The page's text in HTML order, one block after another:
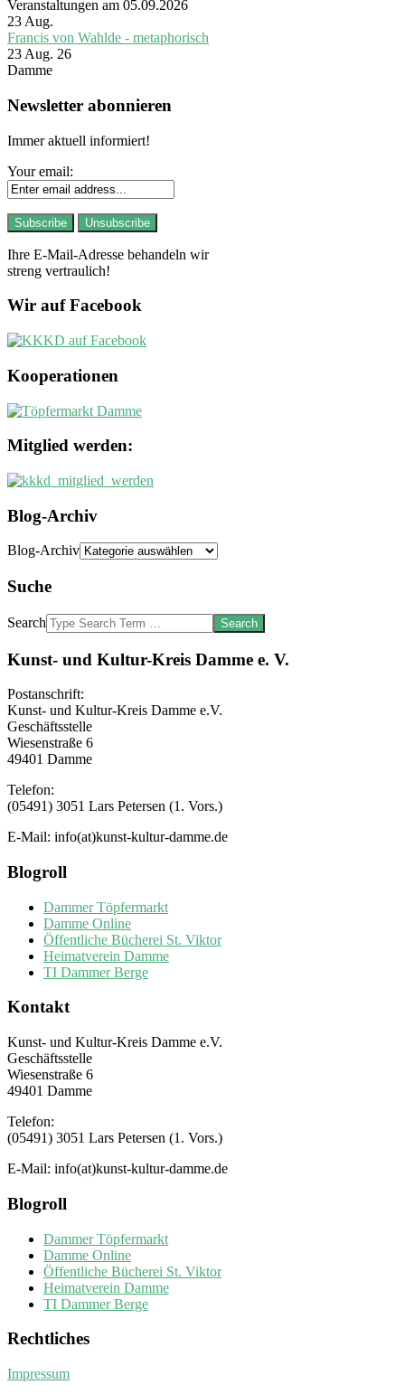
Veranstaltungen am 05.09.2026
23 Aug.
Francis von Wahlde - metaphorisch
23 Aug. 26
Damme
Newsletter abonnieren
Immer aktuell informiert!
Your email:
Ihre E-Mail-Adresse behandeln wir
streng vertraulich!
Wir auf Facebook
Kooperationen
Mitglied werden:
Blog-Archiv
Blog-Archiv
Suche
Search
Kunst- und Kultur-Kreis Damme e. V.
Postanschrift:
Kunst- und Kultur-Kreis Damme e.V.
Geschäftsstelle
Wiesenstraße 6
49401 Damme
Telefon:
(05491) 3051 Lars Petersen (1. Vors.)
E-Mail: info(at)kunst-kultur-damme.de
Blogroll
Dammer Töpfermarkt
Damme Online
Öffentliche Bücherei St. Viktor
Heimatverein Damme
TI Dammer Berge
Kontakt
Kunst- und Kultur-Kreis Damme e.V.
Geschäftsstelle
Wiesenstraße 6
49401 Damme
Telefon:
(05491) 3051 Lars Petersen (1. Vors.)
E-Mail: info(at)kunst-kultur-damme.de
Blogroll
Dammer Töpfermarkt
Damme Online
Öffentliche Bücherei St. Viktor
Heimatverein Damme
TI Dammer Berge
Rechtliches
Impressum